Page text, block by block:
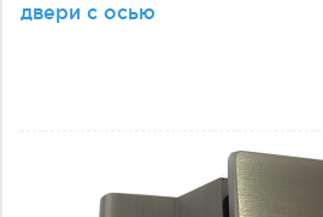
Доводчики
Фурнитура для душевых
Фурнитура для душевых
КОНТАКТЫ
двери с осью